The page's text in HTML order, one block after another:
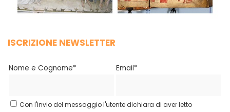
ISCRIZIONE NEWSLETTER
Nome e Cognome* Email*
Con l'invio del messaggio l'utente dichiara di aver letto